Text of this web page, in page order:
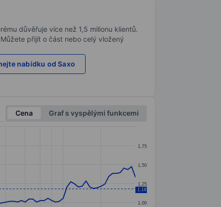
důvěřuje více než 1,5 milionu klientů.
přijít o část nebo celý vložený
nabídku od Saxo
Cena
Graf s vyspělými funkcemi
1,00
1,25
1,50
1,75
1,18